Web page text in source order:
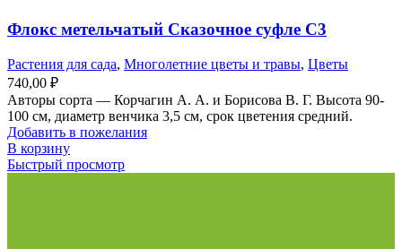
Флокс метельчатый Сказочное суфле С3
Растения для сада, Многолетние цветы и травы, Цветы
740,00 ₽
Авторы сорта — Корчагин А. А. и Борисова В. Г. Высота 90-
100 см, диаметр венчика 3,5 см, срок цветения средний.
Добавить в пожелания
В корзину
Быстрый просмотр